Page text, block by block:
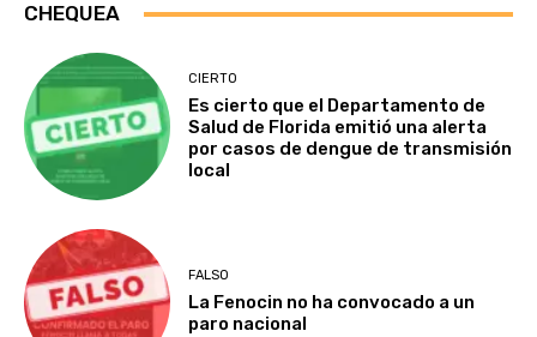
CHEQUEA
CIERTO
Es cierto que el Departamento de
Salud de Florida emitió una alerta
por casos de dengue de transmisión
local
FALSO
La Fenocin no ha convocado a un
paro nacional